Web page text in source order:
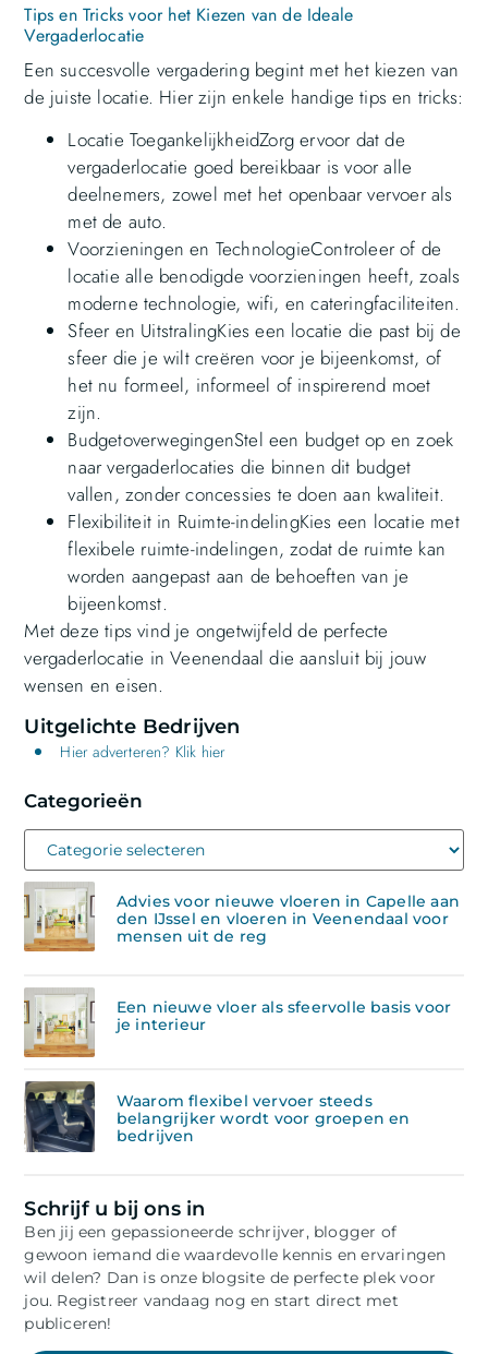
Tips en Tricks voor het Kiezen van de Ideale
Vergaderlocatie
Een succesvolle vergadering begint met het kiezen van
de juiste locatie. Hier zijn enkele handige tips en tricks:
Locatie ToegankelijkheidZorg ervoor dat de
vergaderlocatie goed bereikbaar is voor alle
deelnemers, zowel met het openbaar vervoer als
met de auto.
Voorzieningen en TechnologieControleer of de
locatie alle benodigde voorzieningen heeft, zoals
moderne technologie, wifi, en cateringfaciliteiten.
Sfeer en UitstralingKies een locatie die past bij de
sfeer die je wilt creëren voor je bijeenkomst, of
het nu formeel, informeel of inspirerend moet
zijn.
BudgetoverwegingenStel een budget op en zoek
naar vergaderlocaties die binnen dit budget
vallen, zonder concessies te doen aan kwaliteit.
Flexibiliteit in Ruimte-indelingKies een locatie met
flexibele ruimte-indelingen, zodat de ruimte kan
worden aangepast aan de behoeften van je
bijeenkomst.
Met deze tips vind je ongetwijfeld de perfecte
vergaderlocatie in Veenendaal die aansluit bij jouw
wensen en eisen.
Uitgelichte Bedrijven
Hier adverteren? Klik hier
Categorieën
Advies voor nieuwe vloeren in Capelle aan
den IJssel en vloeren in Veenendaal voor
mensen uit de reg
Een nieuwe vloer als sfeervolle basis voor
je interieur
Waarom flexibel vervoer steeds
belangrijker wordt voor groepen en
bedrijven
Schrijf u bij ons in
Ben jij een gepassioneerde schrijver, blogger of
gewoon iemand die waardevolle kennis en ervaringen
wil delen? Dan is onze blogsite de perfecte plek voor
jou. Registreer vandaag nog en start direct met
publiceren!